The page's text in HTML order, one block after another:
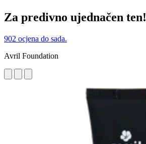
Za predivno ujednačen ten!
902 ocjena do sada.
Avril Foundation